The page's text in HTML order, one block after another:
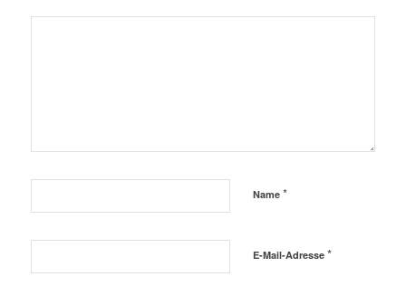
Name *
E-Mail-Adresse *